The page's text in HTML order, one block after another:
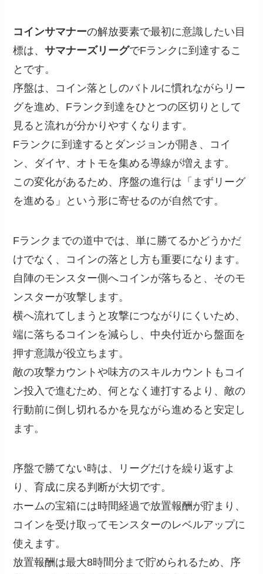
コインサマナーの解放要素で最初に意識したい目
標は、サマナーズリーグでFランクに到達するこ
とです。
序盤は、コイン落としのバトルに慣れながらリー
グを進め、Fランク到達をひとつの区切りとして
見ると流れが分かりやすくなります。
Fランクに到達するとダンジョンが開き、コイ
ン、ダイヤ、オトモを集める導線が増えます。
この変化があるため、序盤の進行は「まずリーグ
を進める」という形に寄せるのが自然です。
Fランクまでの道中では、単に勝てるかどうかだ
けでなく、コインの落とし方も重要になります。
自陣のモンスター側へコインが落ちると、そのモ
ンスターが攻撃します。
横へ流れてしまうと攻撃につながりにくいため、
端に落ちるコインを減らし、中央付近から盤面を
押す意識が役立ちます。
敵の攻撃カウントや味方のスキルカウントもコイ
ン投入で進むため、何となく連打するより、敵の
行動前に倒し切れるかを見ながら進めると安定し
ます。
序盤で勝てない時は、リーグだけを繰り返すよ
り、育成に戻る判断が大切です。
ホームの宝箱には時間経過で放置報酬が貯まり、
コインを受け取ってモンスターのレベルアップに
使えます。
放置報酬は最大8時間分まで貯められるため、序